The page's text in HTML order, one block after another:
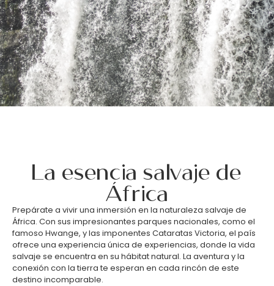
La esencia salvaje de
África
Prepárate a vivir una inmersión en la naturaleza salvaje de
África. Con sus impresionantes parques nacionales, como el
famoso Hwange, y las imponentes Cataratas Victoria, el país
ofrece una experiencia única de experiencias, donde la vida
salvaje se encuentra en su hábitat natural. La aventura y la
conexión con la tierra te esperan en cada rincón de este
destino incomparable.